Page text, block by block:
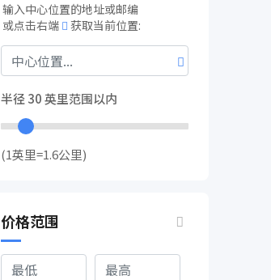
输入中心位置的地址或邮编
或点击右端
获取当前位置:
半径30英里范围以内
(1英里=1.6公里)
价格范围